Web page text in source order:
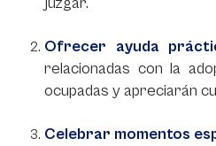
Ofrecer ayuda
relacionadas con la
ocupadas y apreciarán
Celebrar momentos